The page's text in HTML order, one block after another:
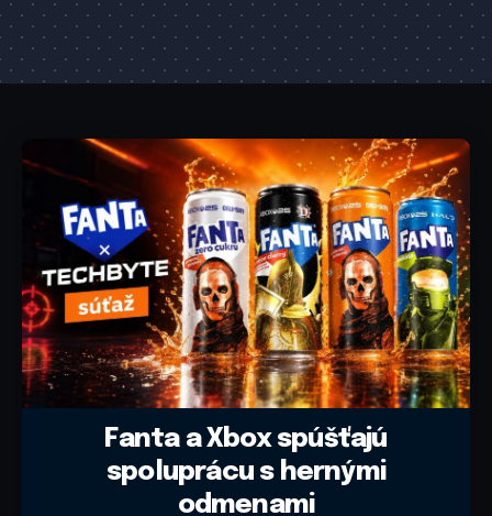
Fanta a Xbox spúšťajú
spoluprácu s hernými
odmenami